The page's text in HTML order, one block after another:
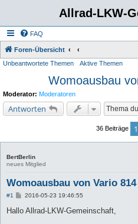
Allrad-LKW-
FAQ
Foren-Übersicht
Unbeantwortete Themen Aktive Themen
Womoausbau
Moderator: Moderatoren
Antworten
36 Beiträge 1
BertBerlin
neues Mitglied
Womoausbau von Vario
#1
B
i
2016-05-23 19:46:55
Hallo Allrad-LKW-Gemeinschaft,